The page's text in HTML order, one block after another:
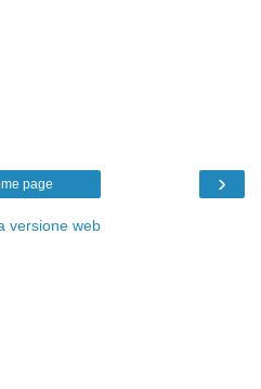
›
page
versione web